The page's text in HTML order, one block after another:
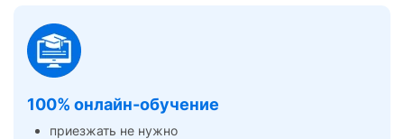
100% онлайн-обучение
приезжать не нужно